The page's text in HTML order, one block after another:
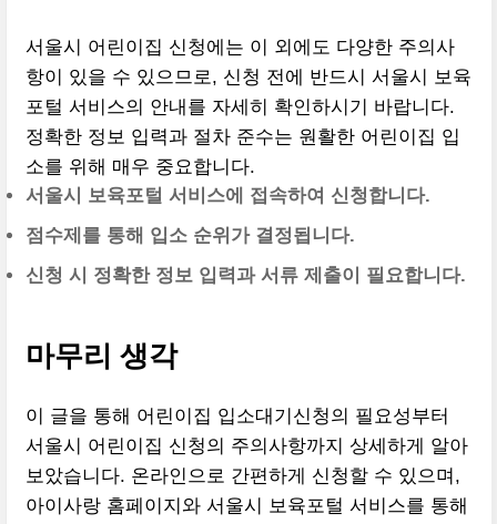
서울시 어린이집 신청에는 이 외에도 다양한 주의사
항이 있을 수 있으므로, 신청 전에 반드시 서울시 보육
포털 서비스의 안내를 자세히 확인하시기 바랍니다.
정확한 정보 입력과 절차 준수는 원활한 어린이집 입
소를 위해 매우 중요합니다.
서울시 보육포털 서비스에 접속하여 신청합니다.
점수제를 통해 입소 순위가 결정됩니다.
신청 시 정확한 정보 입력과 서류 제출이 필요합니다.
마무리 생각
이 글을 통해 어린이집 입소대기신청의 필요성부터
서울시 어린이집 신청의 주의사항까지 상세하게 알아
보았습니다. 온라인으로 간편하게 신청할 수 있으며,
아이사랑 홈페이지와 서울시 보육포털 서비스를 통해